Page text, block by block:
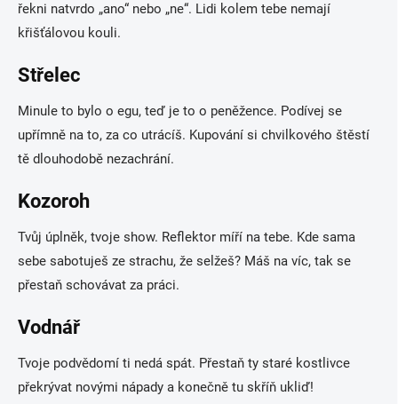
řekni natvrdo „ano“ nebo „ne“. Lidi kolem tebe nemají
křišťálovou kouli.
Střelec
Minule to bylo o egu, teď je to o peněžence. Podívej se
upřímně na to, za co utrácíš. Kupování si chvilkového štěstí
tě dlouhodobě nezachrání.
Kozoroh
Tvůj úplněk, tvoje show. Reflektor míří na tebe. Kde sama
sebe sabotuješ ze strachu, že selžeš? Máš na víc, tak se
přestaň schovávat za práci.
Vodnář
Tvoje podvědomí ti nedá spát. Přestaň ty staré kostlivce
překrývat novými nápady a konečně tu skříň ukliď!